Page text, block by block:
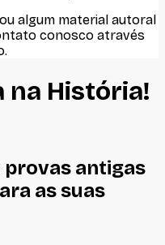
algum material autoral
conosco através
na História!
antigas
as suas